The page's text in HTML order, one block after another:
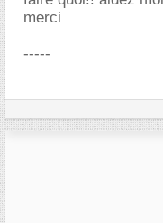
merci
-----